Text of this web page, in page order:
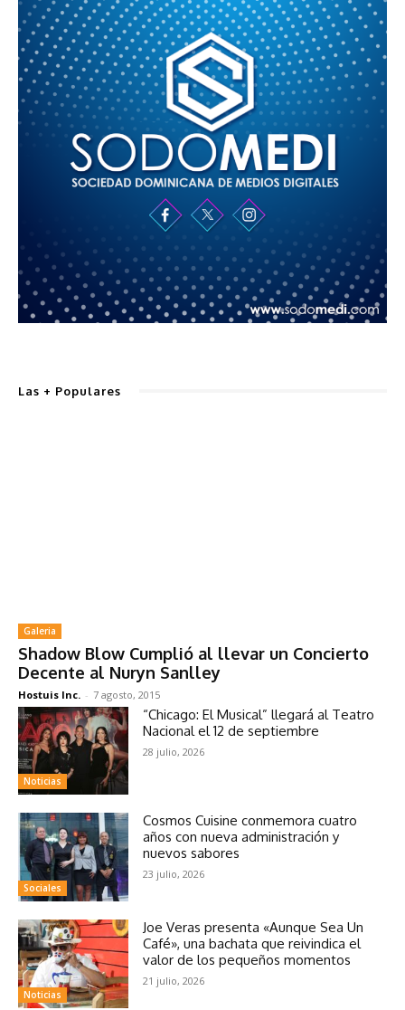
Las + Populares
Galeria
Shadow Blow Cumplió al llevar un Concierto
Decente al Nuryn Sanlley
Hostuis Inc. - 7 agosto, 2015
Noticias
“Chicago: El Musical” llegará al Teatro
Nacional el 12 de septiembre
28 julio, 2026
Sociales
Cosmos Cuisine conmemora cuatro
años con nueva administración y
nuevos sabores
23 julio, 2026
Noticias
Joe Veras presenta «Aunque Sea Un
Café», una bachata que reivindica el
valor de los pequeños momentos
21 julio, 2026